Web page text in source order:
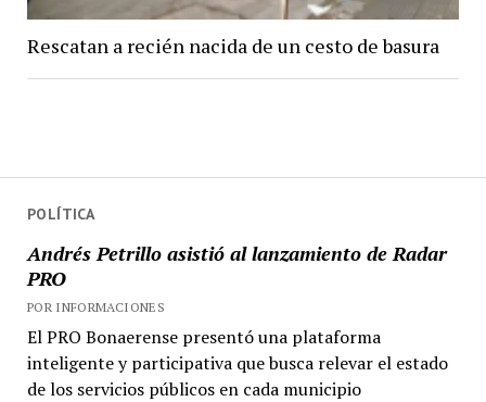
POLÍTICA
Andrés Petrillo asistió al lanzamiento de Radar
PRO
POR INFORMACIONES
El PRO Bonaerense presentó una plataforma
inteligente y participativa que busca relevar el estado
de los servicios públicos en cada municipio
Rescatan a recién nacida de un cesto de basura